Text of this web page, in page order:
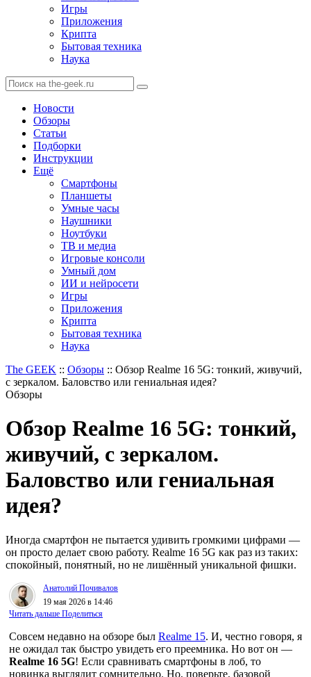
Игры
Приложения
Крипта
Бытовая техника
Наука
Новости
Обзоры
Статьи
Подборки
Инструкции
Ещё
Смартфоны
Планшеты
Умные часы
Наушники
Ноутбуки
ТВ и медиа
Игровые консоли
Умный дом
ИИ и нейросети
Игры
Приложения
Крипта
Бытовая техника
Наука
The GEEK :: Обзоры :: Обзор Realme 16 5G: тонкий, живучий,
с зеркалом. Баловство или гениальная идея?
Обзоры
Обзор Realme 16 5G: тонкий,
живучий, с зеркалом.
Баловство или гениальная
идея?
Иногда смартфон не пытается удивить громкими цифрами —
он просто делает свою работу. Realme 16 5G как раз из таких:
спокойный, понятный, но не лишённый уникальной фишки.
Анатолий Почивалов
19 мая 2026 в 14:46
Читать дальше Поделиться
Совсем недавно на обзоре был Realme 15. И, честно говоря, я
не ожидал так быстро увидеть его преемника. Но вот он —
Realme 16 5G! Если сравнивать смартфоны в лоб, то
новинка выглядит сомнительно. Но, поверьте, базовой